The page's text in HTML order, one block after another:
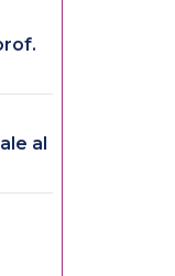
al